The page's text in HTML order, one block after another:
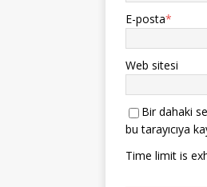
E-posta*
Web sitesi
Bir dahaki
bu tarayıcıya
Time limit is